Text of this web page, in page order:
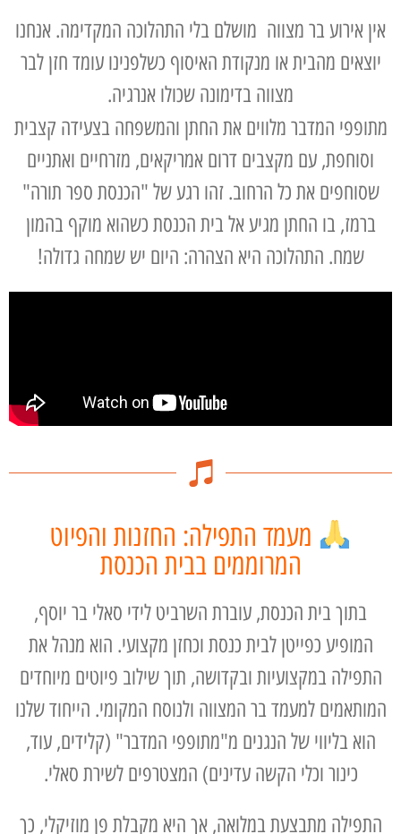
אין אירוע בר מצווה מושלם בלי התהלוכה המקדימה. אנחנו
יוצאים מהבית או מנקודת האיסוף כשלפנינו עומד חזן לבר
מצווה בדימונה שכולו אנרגיה.
מתופפי המדבר מלווים את החתן והמשפחה בצעידה קצבית
וסוחפת, עם מקצבים דרום אמריקאים, מזרחיים ואתניים
שסוחפים את כל הרחוב. זהו רגע של "הכנסת ספר תורה"
ברמז, בו החתן מגיע אל בית הכנסת כשהוא מוקף בהמון
שמח. התהלוכה היא הצהרה: היום יש שמחה גדולה!
מעמד התפילה: החזנות והפיוט
המרוממים בבית הכנסת
בתוך בית הכנסת, עוברת השרביט לידי סאלי בר יוסף,
המופיע כפייטן לבית כנסת וכחזן מקצועי. הוא מנהל את
התפילה במקצועיות ובקדושה, תוך שילוב פיוטים מיוחדים
המותאמים למעמד בר המצווה ולנוסח המקומי. הייחוד שלנו
הוא בליווי של הנגנים מ"מתופפי המדבר" (קלידים, עוד,
כינור וכלי הקשה עדינים) המצטרפים לשירת סאלי.
התפילה מתבצעת במלואה, אך היא מקבלת פן מוזיקלי, כך